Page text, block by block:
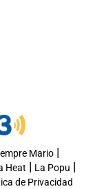
Mario|
Heat | La Popu |
de Privacidad